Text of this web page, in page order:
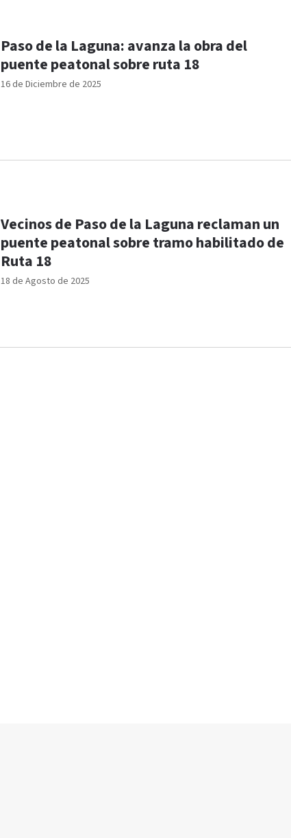
16 de Diciembre de 2025
Paso de la Laguna: avanza la obra del
puente peatonal sobre ruta 18
18 de Agosto de 2025
Vecinos de Paso de la Laguna reclaman un
puente peatonal sobre tramo habilitado de
Ruta 18